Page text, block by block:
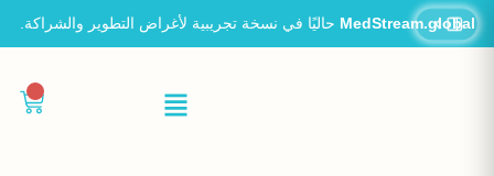
MedStream.global حاليًا في نسخة تجريبية لأغراض التطوير والشراكة.